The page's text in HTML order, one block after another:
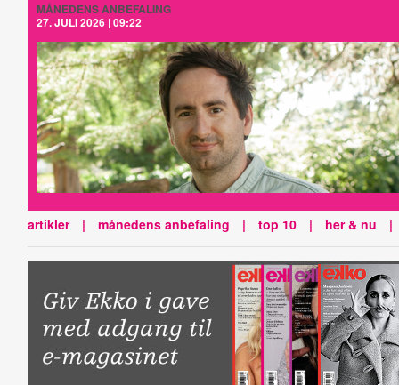
MÅNEDENS ANBEFALING
27. JULI 2026 | 09:22
artikler | månedens anbefaling | top 10 | her & nu |